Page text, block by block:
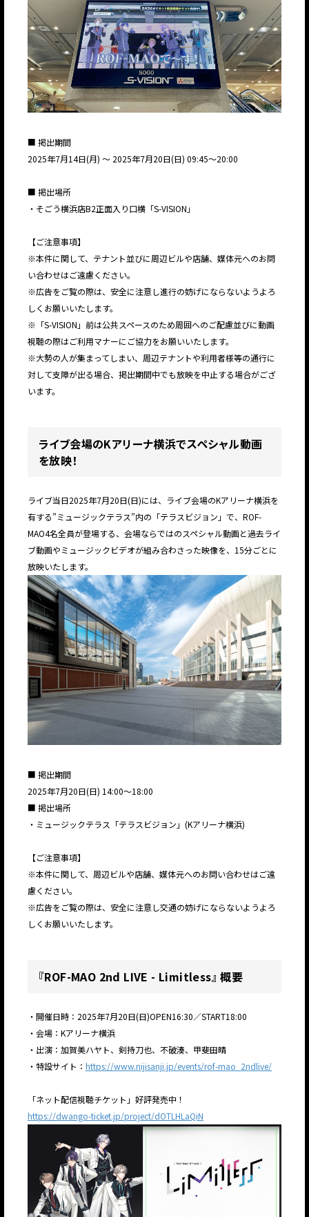
JP
■ 掲出期間
2025年7月14日(月) ～ 2025年7月20日(日) 09:45〜20:00
■ 掲出場所
・そごう横浜店B2正面入り口横「S-VISION」
【ご注意事項】
※本件に関して、テナント並びに周辺ビルや店舗、媒体元へのお問
い合わせはご遠慮ください。
※広告をご覧の際は、安全に注意し進行の妨げにならないようよろ
しくお願いいたします。
※「S-VISION」前は公共スペースのため周囲へのご配慮並びに動画
視聴の際はご利用マナーにご協力をお願いいたします。
※大勢の人が集まってしまい、周辺テナントや利用者様等の通行に
対して支障が出る場合、掲出期間中でも放映を中止する場合がござ
います。
ライブ会場のKアリーナ横浜でスペシャル動画
を放映！
ライブ当日2025年7月20日(日)には、ライブ会場のKアリーナ横浜を
有する”ミュージックテラス”内の「テラスビジョン」で、ROF-
MAO4名全員が登場する、会場ならではのスペシャル動画と過去ライ
ブ動画やミュージックビデオが組み合わさった映像を、15分ごとに
放映いたします。
■ 掲出期間
2025年7月20日(日) 14:00～18:00
■ 掲出場所
・ミュージックテラス「テラスビジョン」(Kアリーナ横浜)
【ご注意事項】
※本件に関して、周辺ビルや店舗、媒体元へのお問い合わせはご遠
慮ください。
※広告をご覧の際は、安全に注意し交通の妨げにならないようよろ
しくお願いいたします。
『ROF-MAO 2nd LIVE - Limitless』 概要
・開催日時：2025年7月20日(日)OPEN16:30／START18:00
・会場：Kアリーナ横浜
・出演：加賀美ハヤト、剣持刀也、不破湊、甲斐田晴
・特設サイト： https://www.nijisanji.jp/events/rof-mao_2ndlive/
「ネット配信視聴チケット」好評発売中！
https://dwango-ticket.jp/project/dOTLHLaQiN